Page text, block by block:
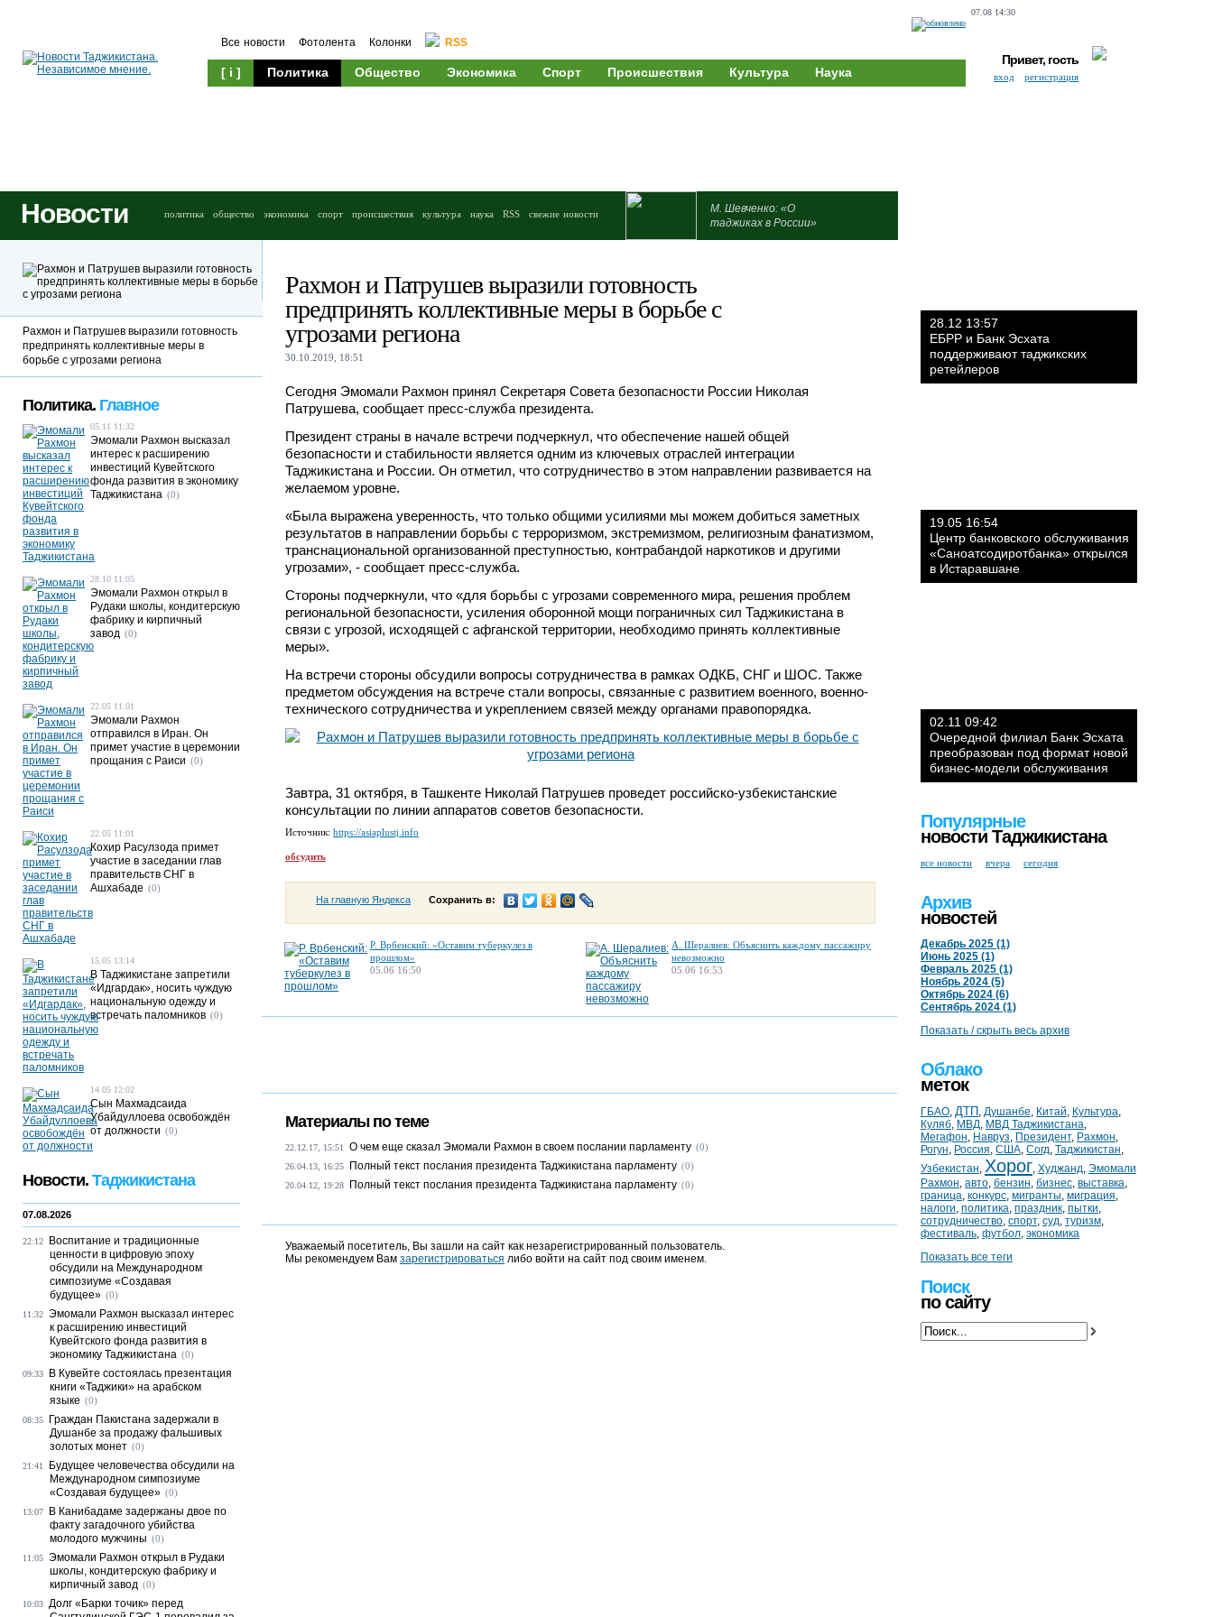
07.08 14:30
Все новости Фотолента Колонки RSS
[ i ] Политика Общество Экономика Спорт Происшествия Культура Наука
Привет, гость
вход регистрация
Новости политика общество экономика спорт происшествия культура наука RSS свежие новости
М. Шевченко: «О
таджиках в России»
Рахмон и Патрушев выразили готовность
предпринять коллективные меры в борьбе с
угрозами региона
30.10.2019, 18:51
Сегодня Эмомали Рахмон принял Секретаря Совета безопасности России Николая
Патрушева, сообщает пресс-служба президента.
Президент страны в начале встречи подчеркнул, что обеспечение нашей общей
безопасности и стабильности является одним из ключевых отраслей интеграции
Таджикистана и России. Он отметил, что сотрудничество в этом направлении развивается на
желаемом уровне.
«Была выражена уверенность, что только общими усилиями мы можем добиться заметных
результатов в направлении борьбы с терроризмом, экстремизмом, религиозным фанатизмом,
транснациональной организованной преступностью, контрабандой наркотиков и другими
угрозами», - сообщает пресс-служба.
Стороны подчеркнули, что «для борьбы с угрозами современного мира, решения проблем
региональной безопасности, усиления оборонной мощи пограничных сил Таджикистана в
связи с угрозой, исходящей с афганской территории, необходимо принять коллективные
меры».
На встречи стороны обсудили вопросы сотрудничества в рамках ОДКБ, СНГ и ШОС. Также
предметом обсуждения на встрече стали вопросы, связанные с развитием военного, военно-
технического сотрудничества и укреплением связей между органами правопорядка.
Завтра, 31 октября, в Ташкенте Николай Патрушев проведет российско-узбекистанские
консультации по линии аппаратов советов безопасности.
Источник: https://asiaplustj.info
обсудить
На главную Яндекса Сохранить в:
Р. Врбенский: «Оставим туберкулез в
прошлом»
05.06 16:50
А. Шералиев: Объяснить каждому пассажиру
невозможно
05.06 16:53
Материалы по теме
22.12.17, 15:51 О чем еще сказал Эмомали Рахмон в своем послании парламенту (0)
26.04.13, 16:25 Полный текст послания президента Таджикистана парламенту (0)
20.04.12, 19:28 Полный текст послания президента Таджикистана парламенту (0)
Уважаемый посетитель, Вы зашли на сайт как незарегистрированный пользователь.
Мы рекомендуем Вам зарегистрироваться либо войти на сайт под своим именем.
Рахмон и Патрушев выразили готовность
предпринять коллективные меры в
борьбе с угрозами региона
Политика. Главное
05.11 11:32
Эмомали Рахмон высказал
интерес к расширению
инвестиций Кувейтского
фонда развития в экономику
Таджикистана (0)
28.10 11:05
Эмомали Рахмон открыл в
Рудаки школы, кондитерскую
фабрику и кирпичный
завод (0)
22.05 11:01
Эмомали Рахмон
отправился в Иран. Он
примет участие в церемонии
прощания с Раиси (0)
22.05 11:01
Кохир Расулзода примет
участие в заседании глав
правительств СНГ в
Ашхабаде (0)
15.05 13:14
В Таджикистане запретили
«Идгардак», носить чуждую
национальную одежду и
встречать паломников (0)
14.05 12:02
Сын Махмадсаида
Убайдуллоева освобождён
от должности (0)
Новости. Таджикистана
07.08.2026
22:12
Воспитание и традиционные
ценности в цифровую эпоху
обсудили на Международном
симпозиуме «Создавая
будущее» (0)
11:32 Эмомали Рахмон высказал интерес
к расширению инвестиций
Кувейтского фонда развития в
экономику Таджикистана (0)
09:33
В Кувейте состоялась презентация
книги «Таджики» на арабском
языке (0)
08:35
Граждан Пакистана задержали в
Душанбе за продажу фальшивых
золотых монет (0)
21:41
Будущее человечества обсудили на
Международном симпозиуме
«Создавая будущее» (0)
13:07
В Канибадаме задержаны двое по
факту загадочного убийства
молодого мужчины (0)
11:05 Эмомали Рахмон открыл в Рудаки
школы, кондитерскую фабрику и
кирпичный завод (0)
10:03 Долг «Барки точик» перед
28.12 13:57
ЕБРР и Банк Эсхата
поддерживают таджикских
ретейлеров
19.05 16:54
Центр банковского обслуживания
«Саноатсодиротбанка» открылся
в Истаравшане
02.11 09:42
Очередной филиал Банк Эсхата
преобразован под формат новой
бизнес-модели обслуживания
Популярные
новости Таджикистана
все новости вчера сегодня
Архив
новостей
Декабрь 2025 (1)
Июнь 2025 (1)
Февраль 2025 (1)
Ноябрь 2024 (5)
Октябрь 2024 (6)
Сентябрь 2024 (1)
Показать / скрыть весь архив
Облако
меток
ГБАО, ДТП , Душанбе, Китай, Культура,
Куляб, МВД, МВД Таджикистана,
Мегафон, Навруз, Президент, Рахмон,
Рогун, Россия, США, Согд, Таджикистан,
Узбекистан, Хорог, Худжанд, Эмомали
Рахмон, авто, бензин, бизнес, выставка,
граница, конкурс, мигранты, миграция,
налоги, политика, праздник, пытки,
сотрудничество, спорт, суд, туризм,
фестиваль, футбол, экономика
Показать все теги
Поиск
по сайту